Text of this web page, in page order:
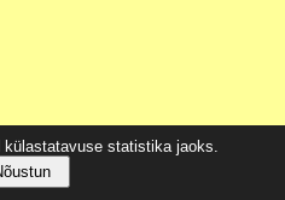
statistika jaoks.